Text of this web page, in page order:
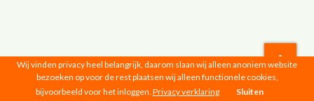
Vrouwen van Nu © 2026 |Privacyverklaring
Wij vinden privacy heel belangrijk, daarom slaan wij alleen anoniem website
bezoeken op voor de rest plaatsen wij alleen functionele cookies,
bijvoorbeeld voor het inloggen. Privacy verklaring Sluiten